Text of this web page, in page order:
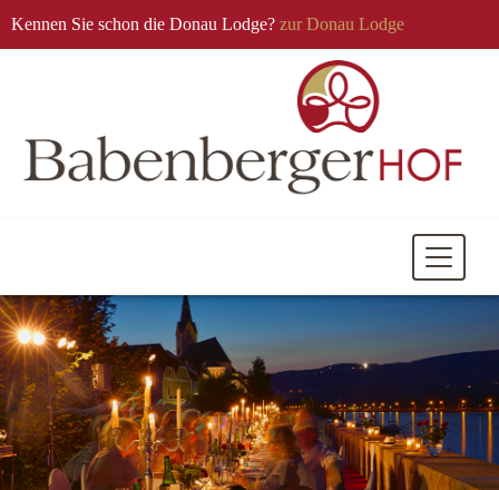
Kennen Sie schon die Donau Lodge? zur Donau Lodge
Mobile